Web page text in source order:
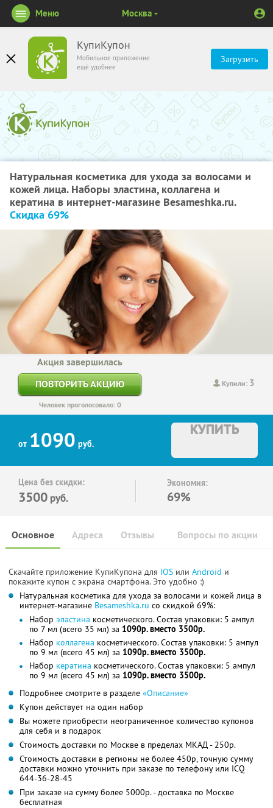
КупиКупон
Мобильное приложение
ещё удобнее
Загрузить
Меню Москва
Натуральная косметика для ухода за волосами и
кожей лица. Наборы эластина, коллагена и
кератина в интернет-магазине Besameshka.ru.
Скидка 69%
Купили: 3
Акция завершилась
ПОВТОРИТЬ АКЦИЮ
Человек проголосовало: 0
от 1090 руб.
КУПИТЬ
Цена без скидки:
3500 руб.
Экономия:
69%
Основное Отзывы Вопросы по акции
Адреса
Скачайте приложение КупиКупона для IOS или Android и
покажите купон с экрана смартфона. Это удобно :)
Натуральная косметика для ухода за волосами и кожей лица в
интернет-магазине Besameshka.ru со скидкой 69%:
Набор эластина косметического. Состав упаковки: 5 ампул
по 7 мл (всего 35 мл) за 1090р. вместо 3500р.
Набор коллагена косметического. Состав упаковки: 5 ампул
по 9 мл (всего 45 мл) за 1090р. вместо 3500р.
Набор кератина косметического. Состав упаковки: 5 ампул
по 9 мл (всего 45 мл) за 1090р. вместо 3500р.
Подробнее смотрите в разделе «Описание»
Купон действует на один набор
Вы можете приобрести неограниченное количество купонов
для себя и в подарок
Стоимость доставки по Москве в пределах МКАД - 250р.
Стоимость доставки в регионы не более 450р, точную сумму
доставки можно уточнить при заказе по телефону или ICQ
644-36-28-45
При заказе на сумму более 5000р. - доставка по Москве
бесплатная